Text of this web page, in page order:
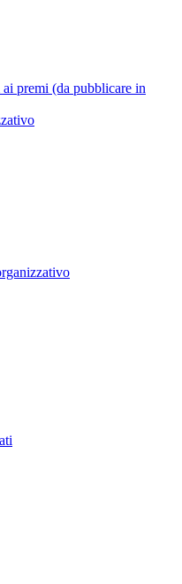
premi (da pubblicare in